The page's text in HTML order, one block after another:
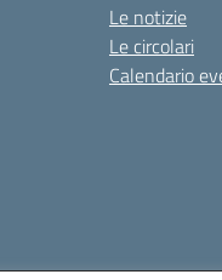
Le notizie
Le circolari
Calendario